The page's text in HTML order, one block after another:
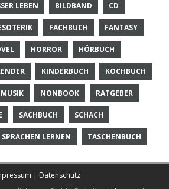
LEBEN BILDBAND CD
FACHBUCH FANTASY
HORROR HÖRBUCH
KINDERBUCH KOCHBUCH
MUSIK NONBOOK RATGEBER
SACHBUCH SCHACH
SPRACHEN LERNEN TASCHENBUCH
| Datenschutz